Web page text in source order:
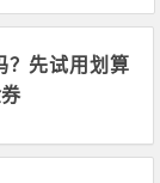
？先试用划算